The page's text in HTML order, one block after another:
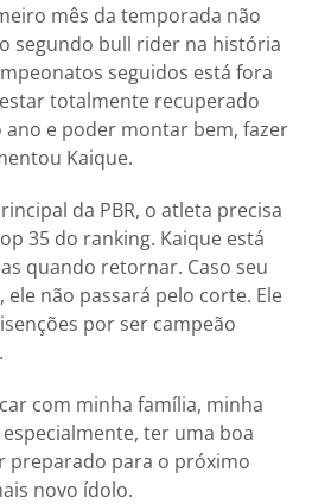
mês da temporada não
segundo bull rider na história
seguidos está fora
totalmente recuperado
e poder montar bem, fazer
Kaique.
da PBR, o atleta precisa
35 do ranking. Kaique está
quando retornar. Caso seu
não passará pelo corte. Ele
por ser campeão
com minha família, minha
ter uma boa
preparado para o próximo
novo ídolo.